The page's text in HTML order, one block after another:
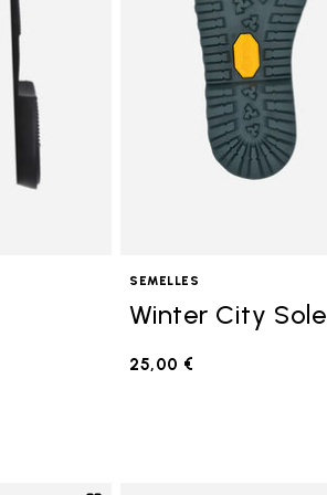
SEMELLES
Winter City Sole
25,00 €